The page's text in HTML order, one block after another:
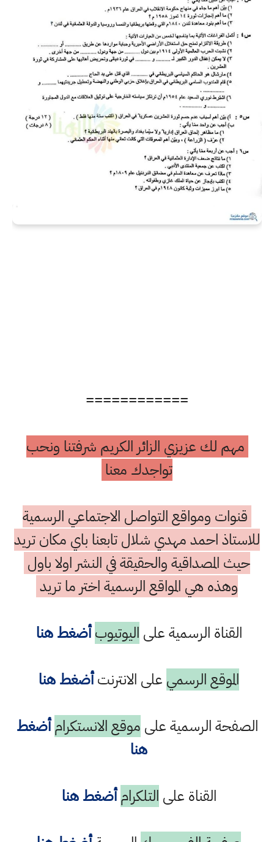
============
مهم لك عزيزي الزائر الكريم شرفتنا ونحب
تواجدك معنا
قنوات ومواقع التواصل الاجتماعي الرسمية
للاستاذ احمد مهدي شلال تابعنا باي مكان تريد
حيث المصداقية والحقيقة في النشر اولا باول
وهذه هي المواقع الرسمية اختر ما تريد
القناة الرسمية على اليوتيوب أضغط هنا
الموقع الرسمي على الانترنتأضغط هنا
الصفحة الرسمية على موقع الانستكرام أضغط
هنا
القناة على التلكرام أضغط هنا